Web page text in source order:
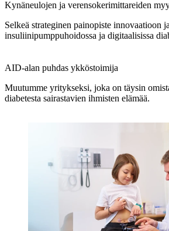
Kynäneulojen ja verensokerimittareiden
Selkeä strateginen painopiste innovaatioon
insuliinipumppuhoidossa ja digitaalisissa
AID-alan puhdas ykköstoimija
Muutumme yritykseksi, joka on täysin
diabetesta sairastavien ihmisten elämää.